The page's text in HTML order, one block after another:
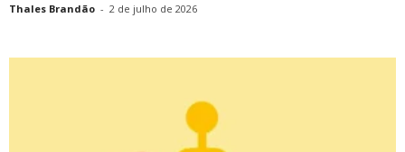
Thales Brandão - 2 de julho de 2026